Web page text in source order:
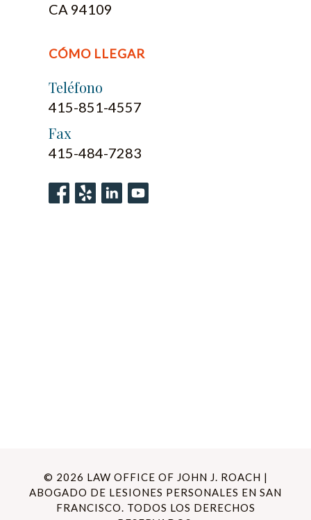
CA 94109
CÓMO LLEGAR
Teléfono
415-851-4557
Fax
415-484-7283
© 2026 LAW OFFICE OF JOHN J. ROACH |
ABOGADO DE LESIONES PERSONALES EN SAN
FRANCISCO. TODOS LOS DERECHOS